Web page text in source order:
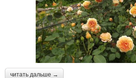
читать дальше →